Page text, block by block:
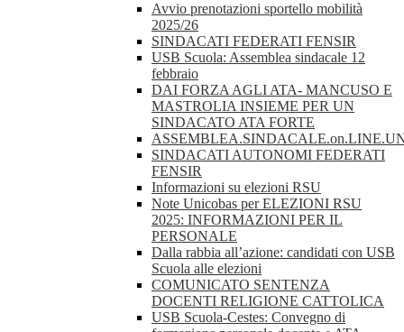
Avvio prenotazioni sportello mobilità
2025/26
SINDACATI FEDERATI FENSIR
USB Scuola: Assemblea sindacale 12
febbraio
DAI FORZA AGLI ATA- MANCUSO E
MASTROLIA INSIEME PER UN
SINDACATO ATA FORTE
SINDACATI AUTONOMI FEDERATI
FENSIR
Informazioni su elezioni RSU
Note Unicobas per ELEZIONI RSU
2025: INFORMAZIONI PER IL
PERSONALE
Dalla rabbia all’azione: candidati con USB
Scuola alle elezioni
COMUNICATO SENTENZA
DOCENTI RELIGIONE CATTOLICA
USB Scuola-Cestes: Convegno di